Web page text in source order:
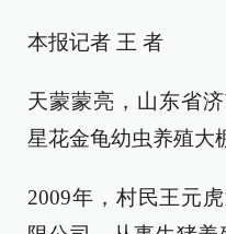
本报记者 王 者
天蒙蒙亮，山东省
星花金龟幼虫养殖大
2009年，村民王元